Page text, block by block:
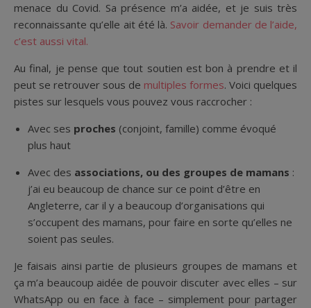
menace du Covid. Sa présence m’a aidée, et je suis très
reconnaissante qu’elle ait été là. Savoir demander de l’aide,
c’est aussi vital.
Au final, je pense que tout soutien est bon à prendre et il
peut se retrouver sous de multiples formes. Voici quelques
pistes sur lesquels vous pouvez vous raccrocher :
Avec ses proches (conjoint, famille) comme évoqué
plus haut
Avec des associations, ou des groupes de mamans :
j’ai eu beaucoup de chance sur ce point d’être en
Angleterre, car il y a beaucoup d’organisations qui
s’occupent des mamans, pour faire en sorte qu’elles ne
soient pas seules.
Je faisais ainsi partie de plusieurs groupes de mamans et
ça m’a beaucoup aidée de pouvoir discuter avec elles – sur
WhatsApp ou en face à face – simplement pour partager